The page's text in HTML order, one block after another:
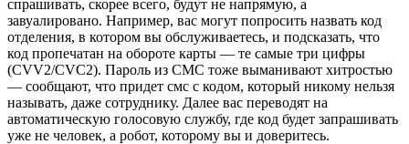
спрашивать, скорее всего, будут не напрямую, а
завуалировано. Например, вас могут попросить назвать код
отделения, в котором вы обслуживаетесь, и подсказать, что
код пропечатан на обороте карты — те самые три цифры
(CVV2/CVC2). Пароль из СМС тоже выманивают хитростью
— сообщают, что придет смс с кодом, который никому нельзя
называть, даже сотруднику. Далее вас переводят на
автоматическую голосовую службу, где код будет запрашивать
уже не человек, а робот, которому вы и доверитесь.